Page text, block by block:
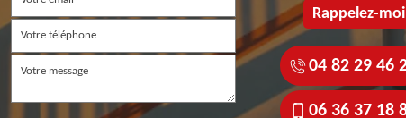
04 82 29 46
06 36 37 18